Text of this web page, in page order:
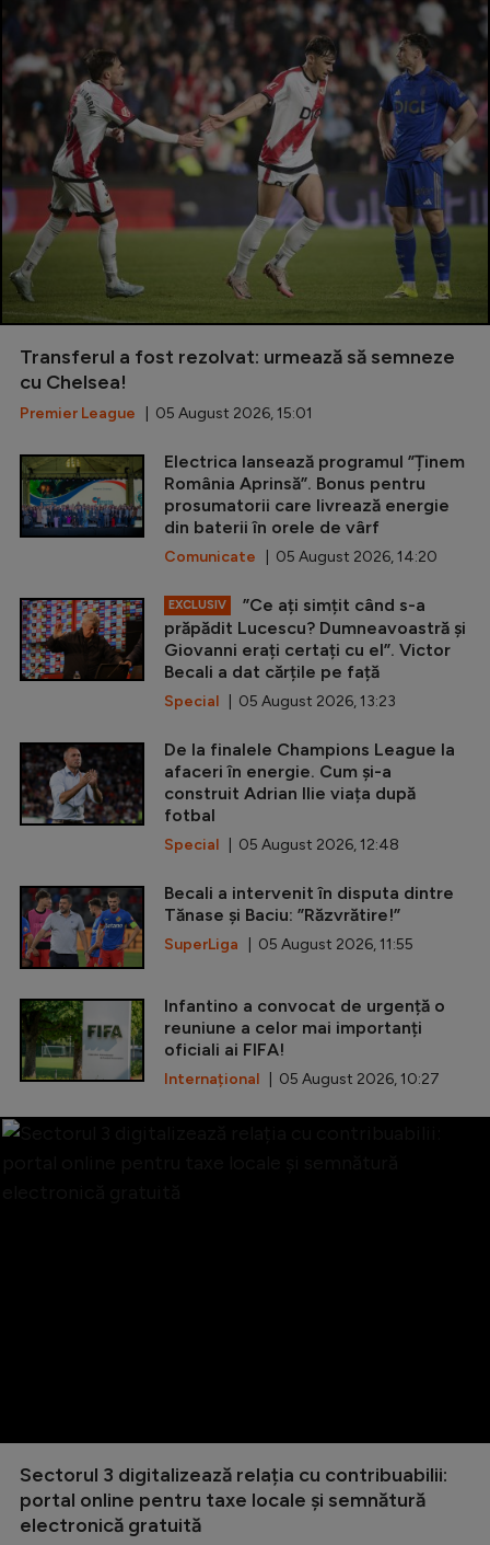
Transferul a fost rezolvat: urmează să semneze
cu Chelsea!
Premier League | 05 August 2026, 15:01
Electrica lansează programul ”Ținem
România Aprinsă”. Bonus pentru
prosumatorii care livrează energie
din baterii în orele de vârf
Comunicate | 05 August 2026, 14:20
EXCLUSIV
”Ce ați simțit când s-a
prăpădit Lucescu? Dumneavoastră și
Giovanni erați certați cu el”. Victor
Becali a dat cărțile pe față
Special | 05 August 2026, 13:23
De la finalele Champions League la
afaceri în energie. Cum și-a
construit Adrian Ilie viața după
fotbal
Special | 05 August 2026, 12:48
Becali a intervenit în disputa dintre
Tănase și Baciu: ”Răzvrătire!”
SuperLiga | 05 August 2026, 11:55
Infantino a convocat de urgență o
reuniune a celor mai importanți
oficiali ai FIFA!
Internațional | 05 August 2026, 10:27
Sectorul 3 digitalizează relația cu contribuabilii:
portal online pentru taxe locale și semnătură
electronică gratuită